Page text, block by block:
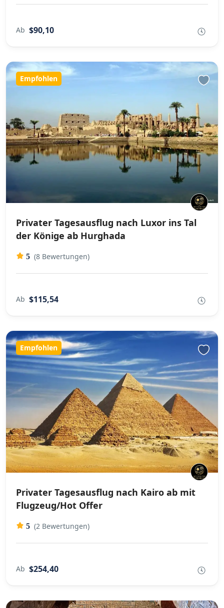
Ab $90,10
Empfohlen
Privater Tagesausflug nach Luxor ins Tal
der Könige ab Hurghada
5 (8 Bewertungen)
Ab $115,54
Empfohlen
Privater Tagesausflug nach Kairo ab mit
Flugzeug/Hot Offer
5 (2 Bewertungen)
Ab $254,40